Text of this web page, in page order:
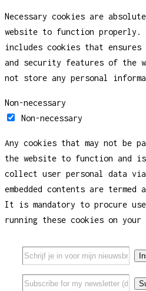
Necessary cookies are
website to function properly.
includes cookies that
and security features of the
not store any personal
Non-necessary
Non-necessary
Any cookies that may not be
the website to function and
collect user personal data
embedded contents are termed
It is mandatory to procure
running these cookies on your